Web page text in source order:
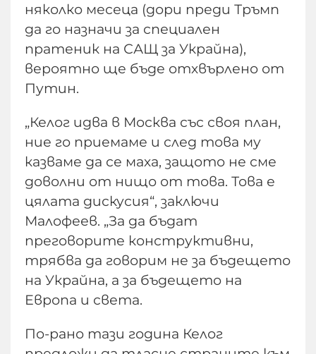
няколко месеца (дори преди Тръмп
да го назначи за специален
пратеник на САЩ за Украйна),
вероятно ще бъде отхвърлено от
Путин.
„Келог идва в Москва със своя план,
ние го приемаме и след това му
казваме да се маха, защото не сме
доволни от нищо от това. Това е
цялата дискусия“, заключи
Малофеев. „За да бъдат
преговорите конструктивни,
трябва да говорим не за бъдещето
на Украйна, а за бъдещето на
Европа и света.
По-рано тази година Келог